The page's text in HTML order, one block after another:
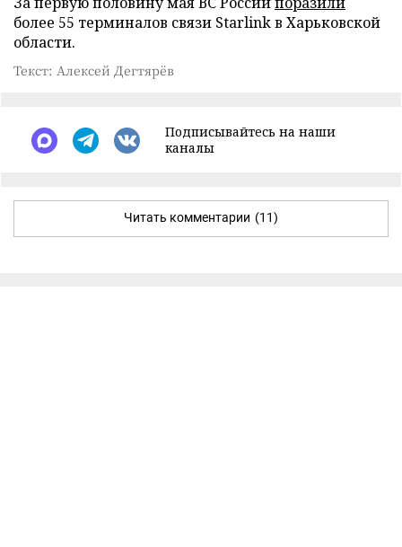
более 55 терминалов связи Starlink в Харьковской
области.
Текст: Алексей Дегтярёв
Подписывайтесь на наши
каналы
Читать комментарии (11)